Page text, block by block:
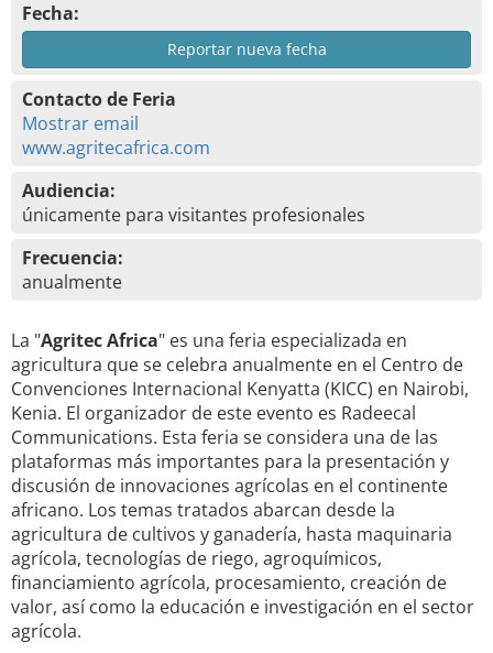
Fecha:
Reportar nueva fecha
Contacto de Feria
Mostrar email
www.agritecafrica.com
Audiencia:
únicamente para visitantes profesionales
Frecuencia:
anualmente
La "Agritec Africa" es una feria especializada en
agricultura que se celebra anualmente en el Centro de
Convenciones Internacional Kenyatta (KICC) en Nairobi,
Kenia. El organizador de este evento es Radeecal
Communications. Esta feria se considera una de las
plataformas más importantes para la presentación y
discusión de innovaciones agrícolas en el continente
africano. Los temas tratados abarcan desde la
agricultura de cultivos y ganadería, hasta maquinaria
agrícola, tecnologías de riego, agroquímicos,
financiamiento agrícola, procesamiento, creación de
valor, así como la educación e investigación en el sector
agrícola.